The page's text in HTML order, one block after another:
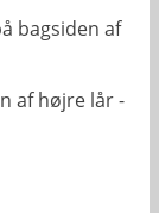
bagsiden af
af højre lår -